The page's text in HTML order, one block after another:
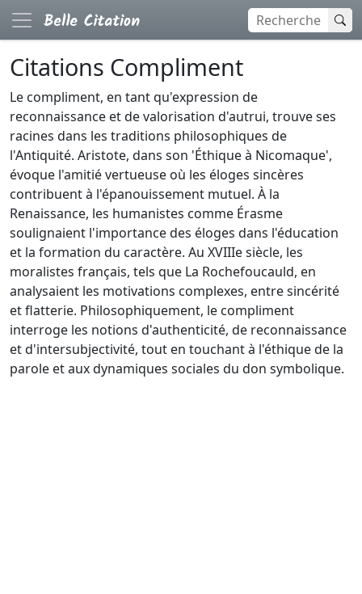
Citations Compliment
Le compliment, en tant qu'expression de
reconnaissance et de valorisation d'autrui, trouve ses
racines dans les traditions philosophiques de
l'Antiquité. Aristote, dans son 'Éthique à Nicomaque',
évoque l'amitié vertueuse où les éloges sincères
contribuent à l'épanouissement mutuel. À la
Renaissance, les humanistes comme Érasme
soulignaient l'importance des éloges dans l'éducation
et la formation du caractère. Au XVIIIe siècle, les
moralistes français, tels que La Rochefoucauld, en
analysaient les motivations complexes, entre sincérité
et flatterie. Philosophiquement, le compliment
interroge les notions d'authenticité, de reconnaissance
et d'intersubjectivité, tout en touchant à l'éthique de la
parole et aux dynamiques sociales du don symbolique.